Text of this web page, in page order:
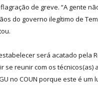
de greve. “A gente
do governo ilegítimo de
será acatado pela
reunir com os técnicos(as)
no COUN porque este é um